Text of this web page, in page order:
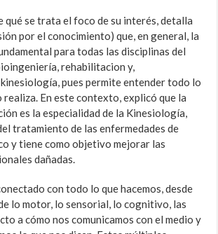
qué se trata el foco de su interés, detalla
por el conocimiento) que, en general, la
para todas las disciplinas del
rehabilitacion y,
pues permite entender todo lo
realiza. En este contexto, explicó que la
es la especialidad de la Kinesiología,
tratamiento de las enfermedades de
y tiene como objetivo mejorar las
dañadas.
con todo lo que hacemos, desde
lo motor, lo sensorial, lo cognitivo, las
a cómo nos comunicamos con el medio y